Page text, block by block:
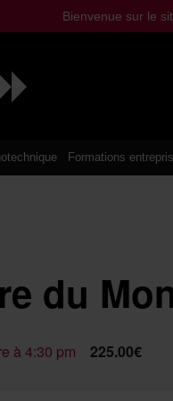
Bienvenue sur le
Formations
du
à 4:30 pm 225.00€